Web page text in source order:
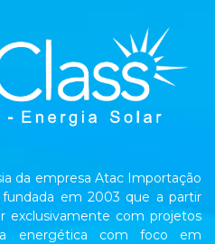
da empresa Atac Importação
em 2003 que a partir
exclusivamente com projetos
energética com foco em